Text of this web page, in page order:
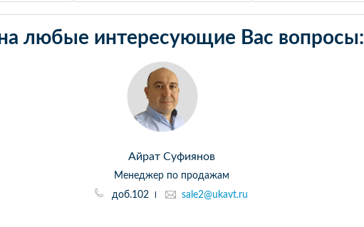
любые интересующие Вас вопросы:
Айрат Суфиянов
Менеджер по продажам
доб.102
sale2@ukavt.ru